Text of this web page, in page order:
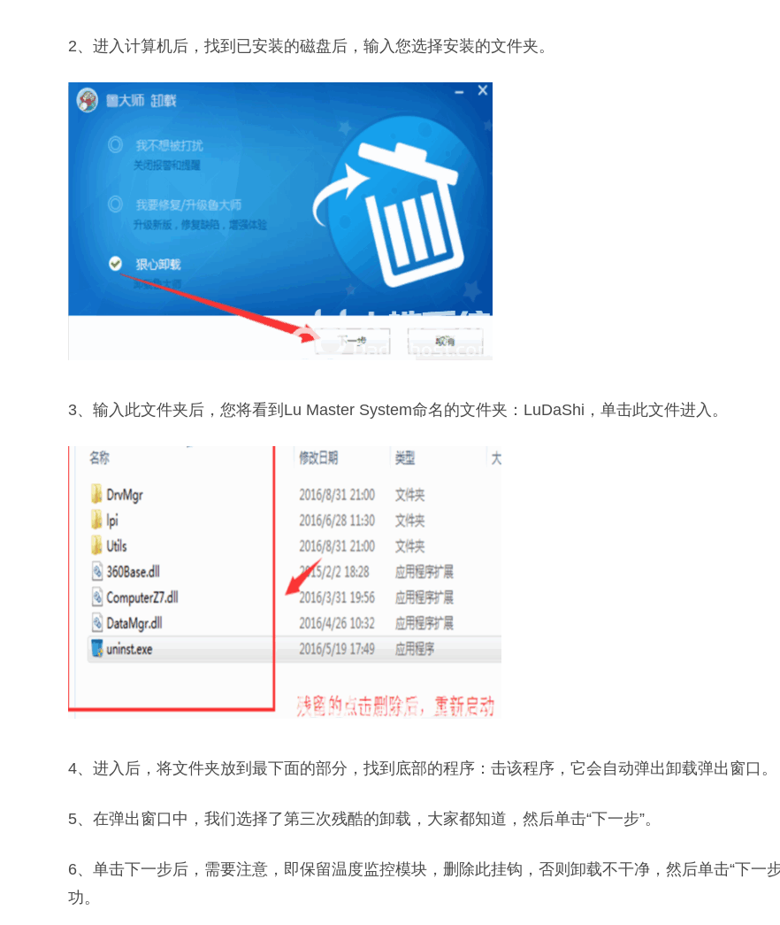
2、进入计算机后，找到已安装的磁盘后，输入您选择安装的文件夹。
3、输入此文件夹后，您将看到Lu Master System命名的文件夹：LuDaShi，单击此文件进入。
4、进入后，将文件夹放到最下面的部分，找到底部的程序：击该程序，它会自动弹出卸载弹出窗口。
5、在弹出窗口中，我们选择了第三次残酷的卸载，大家都知道，然后单击“下一步”。
6、单击下一步后，需要注意，即保留温度监控模块，删除此挂钩，否则卸载不干净，然后单击“下一
功。